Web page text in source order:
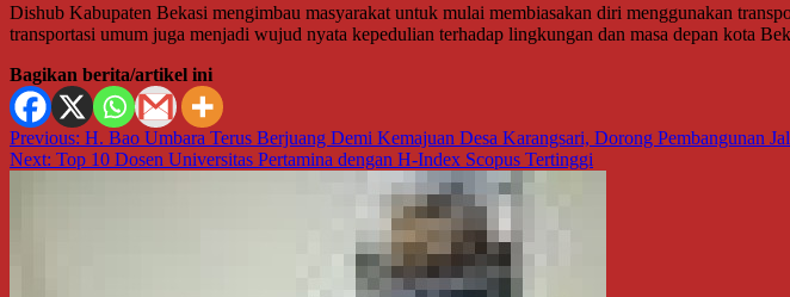
Dishub Kabupaten Bekasi mengimbau masyarakat untuk mulai membiasakan diri menggunakan
transportasi umum juga menjadi wujud nyata kepedulian terhadap lingkungan dan masa depan kota
Bagikan berita/artikel ini
Navigasi
pos
Previous: H. Bao Umbara Terus Berjuang Demi Kemajuan Desa Karangsari, Dorong Pembangunan
Next: Top 10 Dosen Universitas Pertamina dengan H-Index Scopus Tertinggi